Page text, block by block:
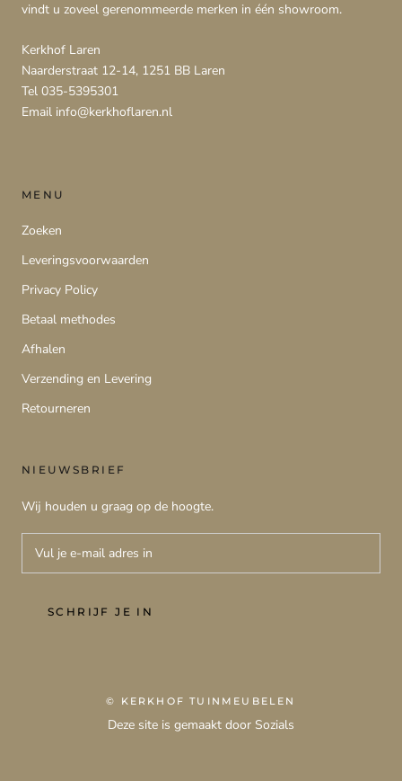
vindt u zoveel gerenommeerde merken in één showroom.
Kerkhof Laren
Naarderstraat 12-14, 1251 BB Laren
Tel 035-5395301
Email info@kerkhoflaren.nl
MENU
Zoeken
Leveringsvoorwaarden
Privacy Policy
Betaal methodes
Afhalen
Verzending en Levering
Retourneren
NIEUWSBRIEF
Wij houden u graag op de hoogte.
SCHRIJF JE IN
© KERKHOF TUINMEUBELEN
Deze site is gemaakt door Sozials